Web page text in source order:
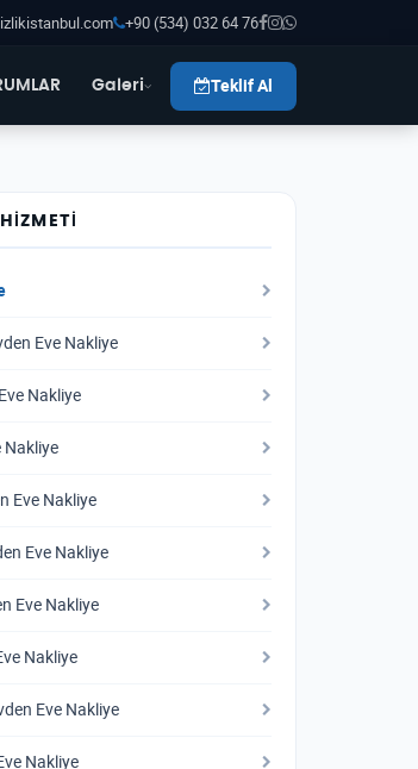
+90 (534) 032 64 76
Galeri Teklif Al
Eve Nakliye
Nakliye
Nakliye
Eve Nakliye
Eve Nakliye
Eve Nakliye
Nakliye
Eve Nakliye
Nakliye